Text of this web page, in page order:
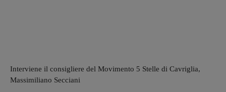
Interviene il consigliere del Movimento 5 Stelle di Cavriglia,
Massimiliano Secciani